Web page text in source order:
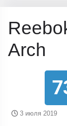
Arch
3 июля 2019